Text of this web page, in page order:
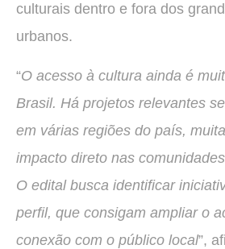
culturais dentro e fora dos
urbanos.
“O acesso à cultura ainda é
Brasil. Há projetos relevantes
em várias regiões do país,
impacto direto nas
O edital busca identificar
perfil, que consigam ampliar o
conexão com o público local”,